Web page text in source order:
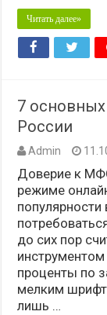
Читать далее»
7
России
Admin
Доверие к
режиме
до сих пор
проценты по
мелким
лишь …